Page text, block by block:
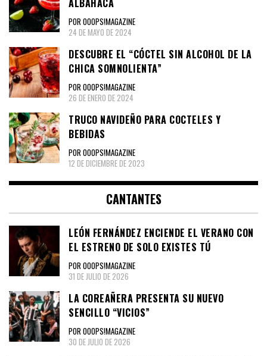
ALBAHACA
POR OOOPS!MAGAZINE
24 DE MAYO DE 2024
DESCUBRE EL “CÓCTEL SIN ALCOHOL DE LA
CHICA SOMNOLIENTA”
POR OOOPS!MAGAZINE
26 DE ENERO DE 2024
TRUCO NAVIDEÑO PARA COCTELES Y
BEBIDAS
POR OOOPS!MAGAZINE
12 DE DICIEMBRE DE 2023
CANTANTES
LEÓN FERNÁNDEZ ENCIENDE EL VERANO CON
EL ESTRENO DE SOLO EXISTES TÚ
POR OOOPS!MAGAZINE
31 DE JULIO DE 2026
LA COREAÑERA PRESENTA SU NUEVO
SENCILLO “VICIOS”
POR OOOPS!MAGAZINE
30 DE JULIO DE 2026